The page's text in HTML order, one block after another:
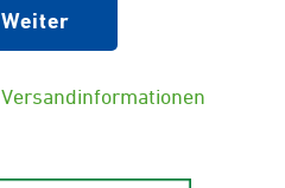
Weiter
Versandinformationen